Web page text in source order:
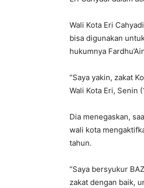
Wali Kota Eri
bisa digunakan
hukumnya
“Saya yakin, zakat
Wali Kota Eri, Senin
Dia menegaskan,
wali kota
tahun.
“Saya bersyukur
zakat dengan baik,